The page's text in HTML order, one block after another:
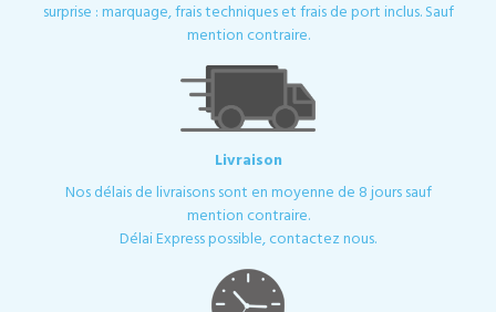
surprise : marquage, frais techniques et frais de port inclus. Sauf
mention contraire.
Livraison
Nos délais de livraisons sont en moyenne de 8 jours sauf
mention contraire.
Délai Express possible, contactez nous.